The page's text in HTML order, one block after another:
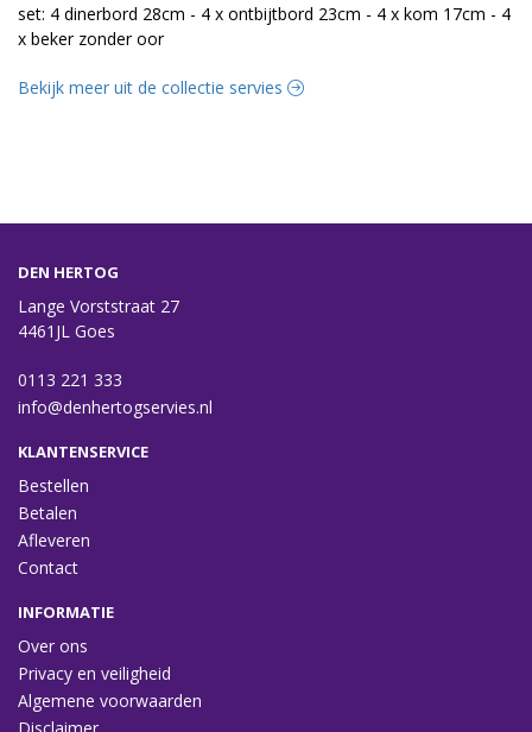
set: 4 dinerbord 28cm - 4 x ontbijtbord 23cm - 4 x kom 17cm - 4
x beker zonder oor
Bekijk meer uit de collectie servies
DEN HERTOG
Lange Vorststraat 27
4461JL Goes
0113 221 333
info@denhertogservies.nl
KLANTENSERVICE
Bestellen
Betalen
Afleveren
Contact
INFORMATIE
Over ons
Privacy en veiligheid
Algemene voorwaarden